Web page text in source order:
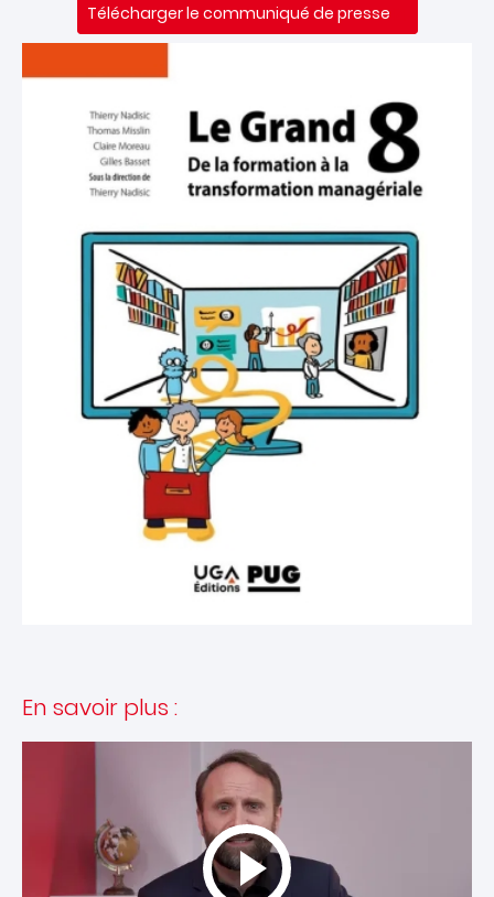
Télécharger le communiqué de presse
En savoir plus :